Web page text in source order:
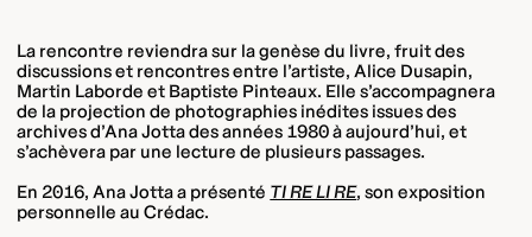
La rencontre reviendra sur la genèse du livre, fruit des
discussions et rencontres entre l’artiste, Alice Dusapin,
Martin Laborde et Baptiste Pinteaux. Elle s’accompagnera
de la projection de photographies inédites issues des
archives d’Ana Jotta des années 1980 à aujourd’hui, et
s’achèvera par une lecture de plusieurs passages.
En 2016, Ana Jotta a présenté TI RE LI RE, son exposition
personnelle au Crédac.